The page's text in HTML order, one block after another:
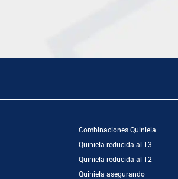
Combinaciones Quiniela
Quiniela reducida al 13
Quiniela reducida al 12
Quiniela asegurando